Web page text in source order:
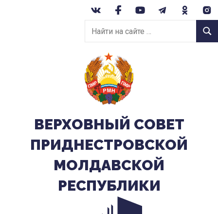
Найти
на
сайте:
ВЕРХОВНЫЙ CОВЕТ
ПРИДНЕСТРОВСКОЙ
МОЛДАВСКОЙ
РЕСПУБЛИКИ